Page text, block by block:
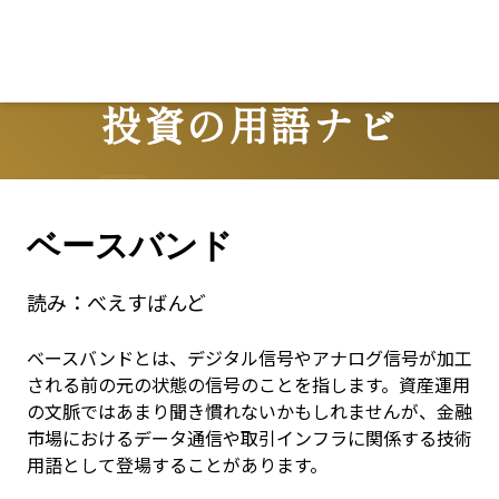
投資の用語ナビ
Terms
ベースバンド
読み： べえすばんど
ベースバンドとは、デジタル信号やアナログ信号が加工
される前の元の状態の信号のことを指します。資産運用
の文脈ではあまり聞き慣れないかもしれませんが、金融
市場におけるデータ通信や取引インフラに関係する技術
用語として登場することがあります。